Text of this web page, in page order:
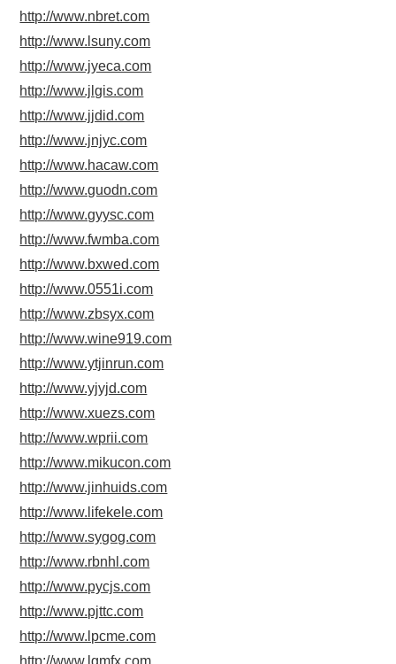
http://www.nbret.com
http://www.lsuny.com
http://www.jyeca.com
http://www.jlgis.com
http://www.jjdid.com
http://www.jnjyc.com
http://www.hacaw.com
http://www.guodn.com
http://www.gyysc.com
http://www.fwmba.com
http://www.bxwed.com
http://www.0551i.com
http://www.zbsyx.com
http://www.wine919.com
http://www.ytjinrun.com
http://www.yjyjd.com
http://www.xuezs.com
http://www.wprii.com
http://www.mikucon.com
http://www.jinhuids.com
http://www.lifekele.com
http://www.sygog.com
http://www.rbnhl.com
http://www.pycjs.com
http://www.pjttc.com
http://www.lpcme.com
http://www.lgmfx.com